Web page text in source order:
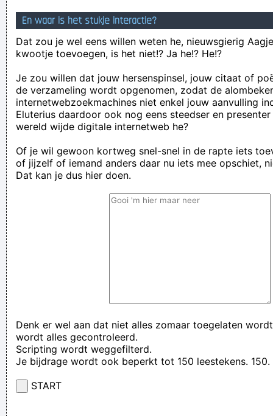
En waar is het stukje interactie?
Dat zou je wel eens willen weten he, nieuwsgierig
kwootje toevoegen, is het niet!? Ja he!? He!?
Je zou willen dat jouw hersenspinsel, jouw citaat of
de verzameling wordt opgenomen, zodat de
internetwebzoekmachines niet enkel jouw aanvulling
Eluterius daardoor ook nog eens steedser en
wereld wijde digitale internetweb he?
Of je wil gewoon kortweg snel-snel in de rapte iets
of jijzelf of iemand anders daar nu iets mee opschiet,
Dat kan je dus hier doen.
Denk er wel aan dat niet alles zomaar toegelaten
wordt alles gecontroleerd.
Scripting wordt weggefilterd.
Je bijdrage wordt ook beperkt tot 150 leestekens. 150.
START